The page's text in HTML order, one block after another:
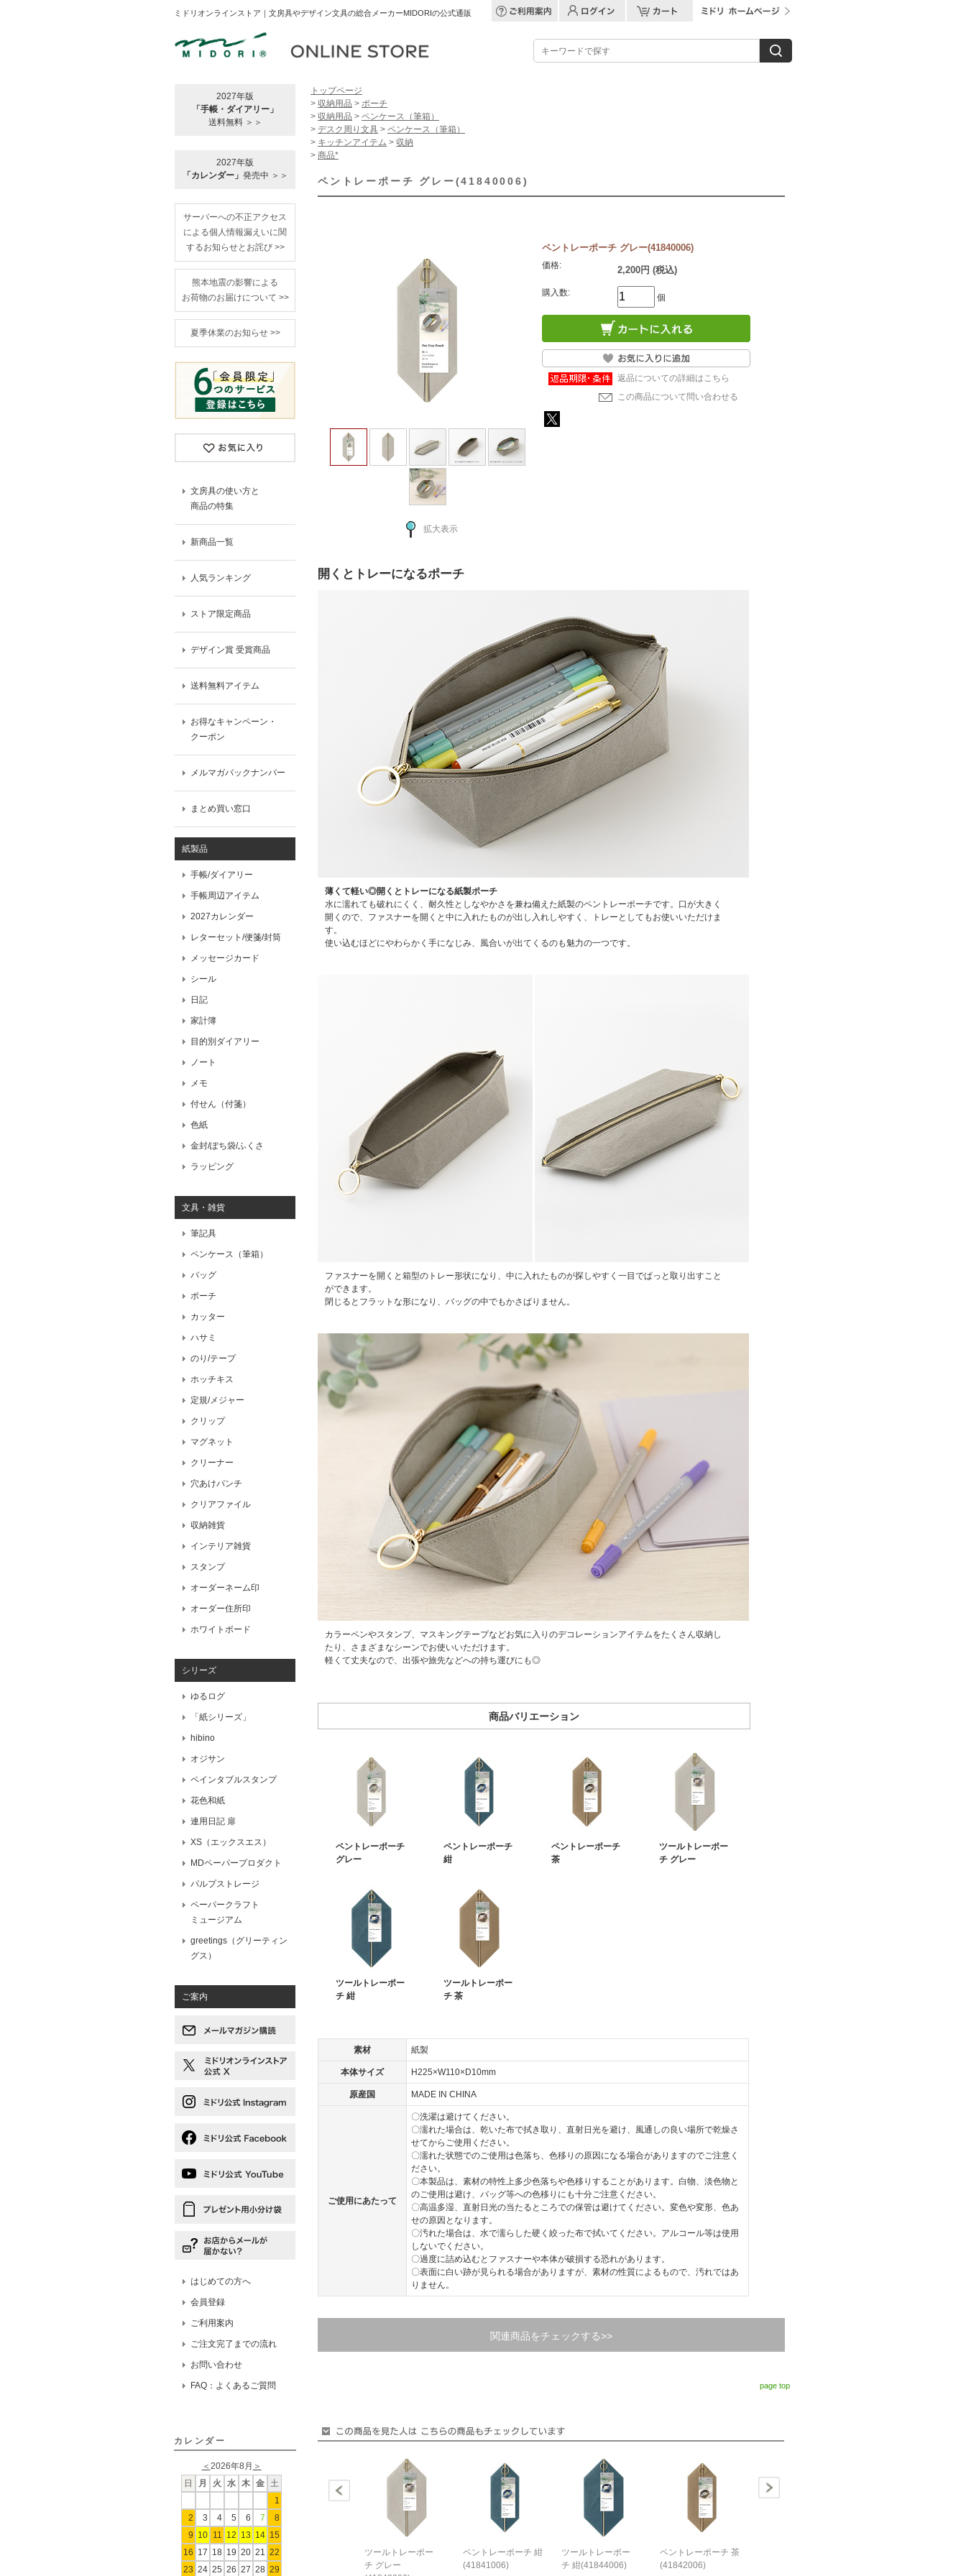
ミドリオンラインストア｜文房具やデザイン文具の総合メーカーMIDORIの公式通販
2027年版
「手帳・ダイアリー」
送料無料 ＞＞
2027年版
「カレンダー」 発売中 ＞＞
サーバーへの不正アクセス
による個人情報漏えいに関
するお知らせとお詫び >>
熊本地震の影響による
お荷物のお届けについて >>
夏季休業のお知らせ >>
文房具の使い方と
商品の特集
新商品一覧
人気ランキング
ストア限定商品
デザイン賞 受賞商品
送料無料アイテム
お得なキャンペーン・
クーポン
メルマガバックナンバー
まとめ買い窓口
紙製品
手帳/ダイアリー
手帳周辺アイテム
2027カレンダー
レターセット/便箋/封筒
メッセージカード
シール
日記
家計簿
目的別ダイアリー
ノート
メモ
付せん（付箋）
色紙
金封/ぽち袋/ふくさ
ラッピング
文具・雑貨
筆記具
ペンケース（筆箱）
バッグ
ポーチ
カッター
ハサミ
のり/テープ
ホッチキス
定規/メジャー
クリップ
マグネット
クリーナー
穴あけパンチ
クリアファイル
収納雑貨
インテリア雑貨
スタンプ
オーダーネーム印
オーダー住所印
ホワイトボード
シリーズ
ゆるログ
「紙シリーズ」
hibino
オジサン
ペインタブルスタンプ
花色和紙
連用日記 扉
XS（エックスエス）
MDペーパープロダクト
パルプストレージ
ペーパークラフト
ミュージアム
greetings（グリーティン
グス）
ご案内
はじめての方へ
会員登録
ご利用案内
ご注文完了までの流れ
お問い合わせ
FAQ：よくあるご質問
カレンダー
＜ 2026年8月 ＞
日
月 火 水 木 金
土
1
2
3 4 5 6 7
8
9 10 11 12 13 14 15
16 17 18 19 20 21
22
23 24 25 26 27 28 29
トップページ
> 収納用品 > ポーチ
> 収納用品 > ペンケース（筆箱）
> デスク周り文具 > ペンケース（筆箱）
> キッチンアイテム > 収納
> 商品*
ペントレーポーチ グレー(41840006)
拡大表示
ペントレーポーチ グレー(41840006)
価格: 2,200円 (税込)
購入数: 個
返品についての詳細はこちら
この商品について問い合わせる
開くとトレーになるポーチ
薄くて軽い◎開くとトレーになる紙製ポーチ
水に濡れても破れにくく、耐久性としなやかさを兼ね備えた紙製のペントレーポーチです。口が大きく
開くので、ファスナーを開くと中に入れたものが出し入れしやすく、トレーとしてもお使いいただけま
す。
使い込むほどにやわらかく手になじみ、風合いが出てくるのも魅力の一つです。
ファスナーを開くと箱型のトレー形状になり、中に入れたものが探しやすく一目でぱっと取り出すこと
ができます。
閉じるとフラットな形になり、バッグの中でもかさばりません。
カラーペンやスタンプ、マスキングテープなどお気に入りのデコレーションアイテムをたくさん収納し
たり、さまざまなシーンでお使いいただけます。
軽くて丈夫なので、出張や旅先などへの持ち運びにも◎
商品バリエーション
ペントレーポーチ
グレー
ペントレーポーチ
紺
ペントレーポーチ
茶
ツールトレーポー
チ グレー
ツールトレーポー
チ 紺
ツールトレーポー
チ 茶
素材 紙製
本体サイズ H225×W110×D10mm
原産国 MADE IN CHINA
ご使用にあたって
〇洗濯は避けてください。
〇濡れた場合は、乾いた布で拭き取り、直射日光を避け、風通しの良い場所で乾燥さ
せてからご使用ください。
〇濡れた状態でのご使用は色落ち、色移りの原因になる場合がありますのでご注意く
ださい。
〇本製品は、素材の特性上多少色落ちや色移りすることがあります。白物、淡色物と
のご使用は避け、バッグ等への色移りにも十分ご注意ください。
〇高温多湿、直射日光の当たるところでの保管は避けてください。変色や変形、色あ
せの原因となります。
〇汚れた場合は、水で濡らした硬く絞った布で拭いてください。アルコール等は使用
しないでください。
〇過度に詰め込むとファスナーや本体が破損する恐れがあります。
〇表面に白い跡が見られる場合がありますが、素材の性質によるもので、汚れではあ
りません。
関連商品をチェックする>>
page top
ツールトレーポー
チ グレー
ペントレーポーチ 紺
(41841006)
ツールトレーポー
チ 紺(41844006)
ペントレーポーチ 茶
(41842006)